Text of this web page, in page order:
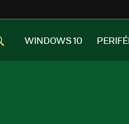
WINDOWS 10